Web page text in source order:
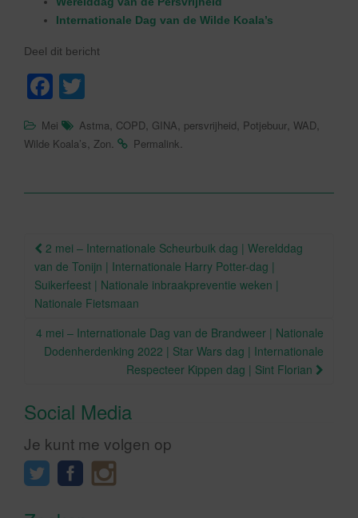
Internationale Dag van de Wilde Koala’s
Deel dit bericht
F
c
b
o
k
tt
Mei Astma, COPD, GINA, persvrijheid, Potjebuur, WAD,
Wilde Koala’s, Zon. Permalink.
Berichtnavigatie
2 mei – Internationale Scheurbuik dag | Werelddag
van de Tonijn | Internationale Harry Potter-dag |
Suikerfeest | Nationale inbraakpreventie weken |
Nationale Fietsmaan
4 mei – Internationale Dag van de Brandweer | Nationale
Dodenherdenking 2022 | Star Wars dag | Internationale
Respecteer Kippen dag | Sint Florian
Social Media
Je kunt me volgen op